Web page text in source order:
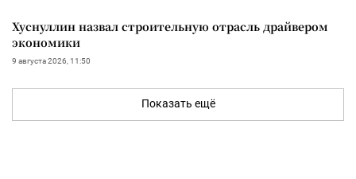
Хуснуллин назвал строительную отрасль драйвером
экономики
9 августа 2026, 11:50
Показать ещё